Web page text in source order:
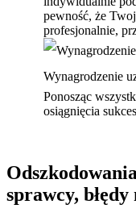
pewność, że
profesjonalnie,
Wynagrodzenie
Ponosząc
osiągnięcia
sprawcy, błędy